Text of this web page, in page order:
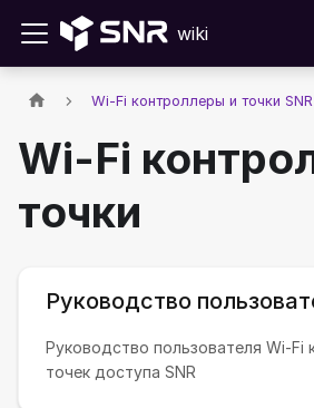
wiki
Wi-Fi контроллеры и точки SNR
Wi-Fi
точки
Руководство
Руководство пользователя Wi-Fi
точек доступа SNR